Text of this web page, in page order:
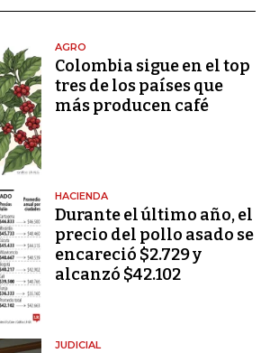
AGRO
Colombia sigue en el top
tres de los países que
más producen café
HACIENDA
Durante el último año, el
precio del pollo asado se
encareció $2.729 y
alcanzó $42.102
JUDICIAL